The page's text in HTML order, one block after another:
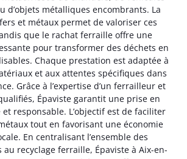
d’objets métalliques encombrants. La
et métaux permet de valoriser ces
que le rachat ferraille offre une
pour transformer des déchets en
Chaque prestation est adaptée à
et aux attentes spécifiques dans
Grâce à l’expertise d’un ferrailleur et
Épaviste garantit une prise en
responsable. L’objectif est de faciliter
tout en favorisant une économie
En centralisant l’ensemble des
recyclage ferraille, Épaviste à Aix-en-